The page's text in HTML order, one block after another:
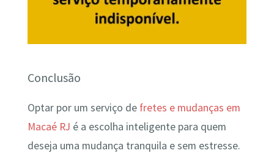
Conclusão
Optar por um serviço de fretes e mudanças em
Macaé RJ é a escolha inteligente para quem
deseja uma mudança tranquila e sem estresse.